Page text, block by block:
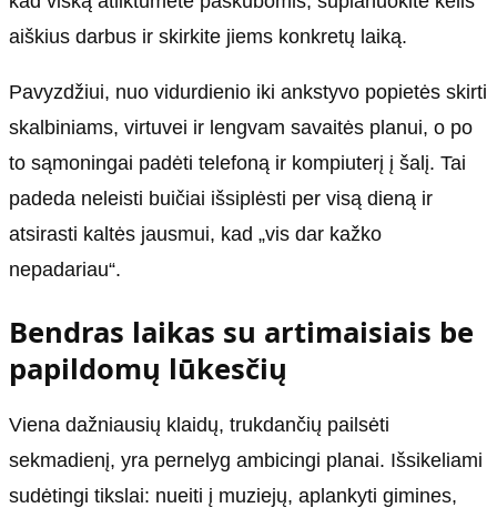
aiškius darbus ir skirkite jiems konkretų laiką.
Pavyzdžiui, nuo vidurdienio iki ankstyvo popietės skirti
skalbiniams, virtuvei ir lengvam savaitės planui, o po
to sąmoningai padėti telefoną ir kompiuterį į šalį. Tai
padeda neleisti buičiai išsiplėsti per visą dieną ir
atsirasti kaltės jausmui, kad „vis dar kažko
nepadariau“.
Bendras laikas su artimaisiais be
papildomų lūkesčių
Viena dažniausių klaidų, trukdančių pailsėti
sekmadienį, yra pernelyg ambicingi planai. Išsikeliami
sudėtingi tikslai: nueiti į muziejų, aplankyti gimines,